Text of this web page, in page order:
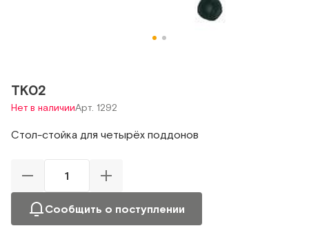
ТК02
Нет в наличииАрт. 1292
Стол-стойка для четырёх поддонов
Сообщить о поступлении